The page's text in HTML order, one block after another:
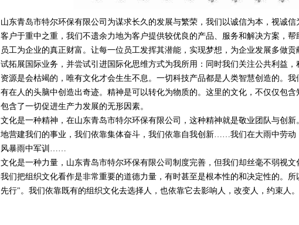
山东青岛市特尔环保有限公司为谋求长久的发展与繁荣，我们以诚信为本，视诚
客户于重中之重，我们不遗余力地为客户提供较优良的产品、服务和解决方案，
员工为企业的真正财富。让每一位员工发挥其潜能，实现梦想，为企业发展多做
试拓展国际业务，并尝试引进国际化思维方式为我所用：同时我们关注公共利益，
资源是会枯竭的，唯有文化才会生生不息。一切科技产品都是人类智慧创造的。
有在人的头脑中创造出奇迹。精神是可以转化为物质的。这里的文化，不仅仅包
包含了一切促进生产力发展的无形因素。
文化是一种精神，在山东青岛市特尔环保有限公司，这种精神就是敬业团队与创
地营建我们的事业，我们依靠集体奋斗，我们依靠自我创新……我们在大雨中劳动
风暴雨中军训……
文化是一种力量，山东青岛市特尔环保有限公司制度完善，但我们却丝毫不弱视文
我们把组织文化看作是非常重要的道德力量，有时甚至是根本性的和决定性的。
先行"。我们依靠既有的组织文化去选择人，也依靠它去影响人，改变人，约束人